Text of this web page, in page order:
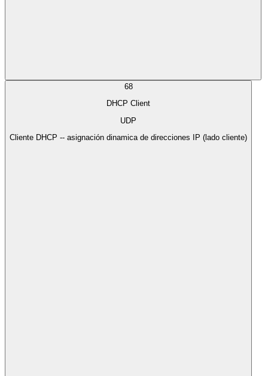
68
DHCP Client
UDP
Cliente DHCP -- asignación dinamica de direcciones IP (lado cliente)